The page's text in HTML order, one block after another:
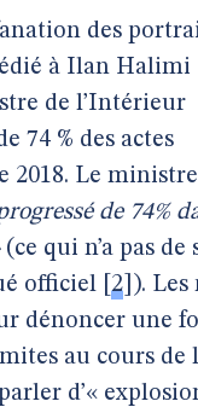
des
à Ilan Halimi
de l’Intérieur
74 % des actes
2018. Le
de 74%
(ce qui n’a pas de
officiel 2 ). Les
dénoncer une
au cours de
d’«